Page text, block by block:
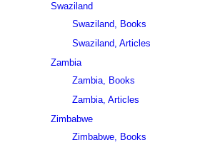
Swaziland
Swaziland, Books
Swaziland, Articles
Zambia
Zambia, Books
Zambia, Articles
Zimbabwe
Zimbabwe, Books